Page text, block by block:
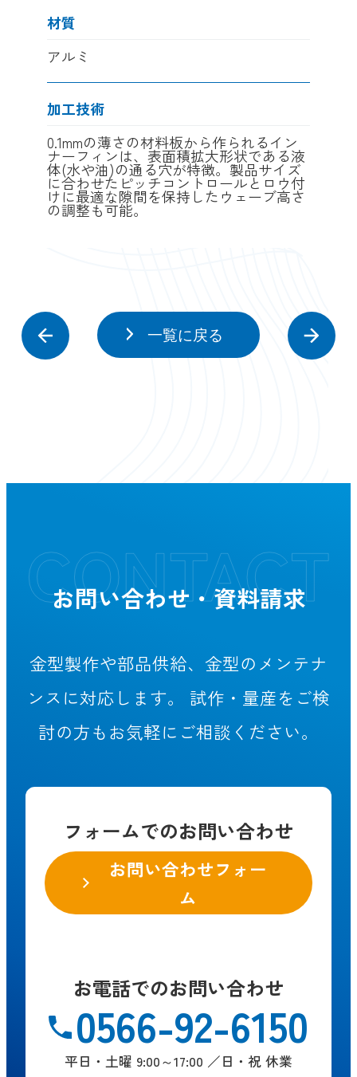
材質
アルミ
加工技術
0.1mmの薄さの材料板から作られるイン
ナーフィンは、表面積拡大形状である液
体(水や油)の通る穴が特徴。製品サイズ
に合わせたピッチコントロールとロウ付
けに最適な隙間を保持したウェーブ高さ
の調整も可能。
Prev 一覧に戻る
お問い合わせ・資料請求
金型製作や部品供給、金型のメンテナ
ンスに対応します。
試作・量産をご検
討の方もお気軽にご相談ください。
フォームでのお問い合わせ
お問い合わせフォー
ム
お電話でのお問い合わせ
0566-92-6150
平日・土曜 9:00～17:00 ／日・祝 休業